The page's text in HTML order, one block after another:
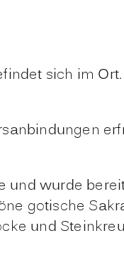
sich im
wurde
gotische
und